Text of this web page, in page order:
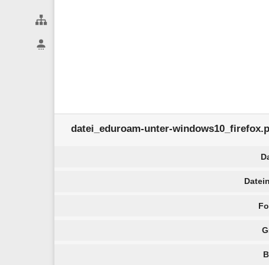
datei_eduroam-unter-